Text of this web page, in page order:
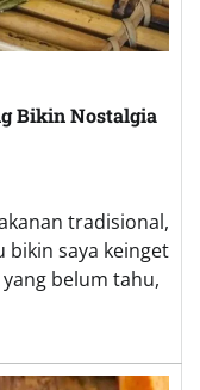
Bikin Nostalgia
tradisional,
bikin saya keinget
belum tahu,